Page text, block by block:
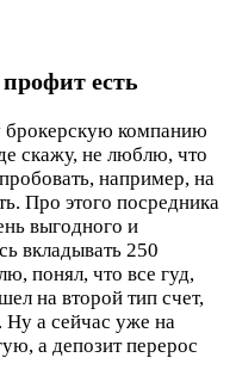
есть
брокерскую компанию
скажу, не люблю, что
например, на
Про этого посредника
выгодного и
вкладывать 250
понял, что все гуд,
на второй тип счет,
а сейчас уже на
а депозит перерос